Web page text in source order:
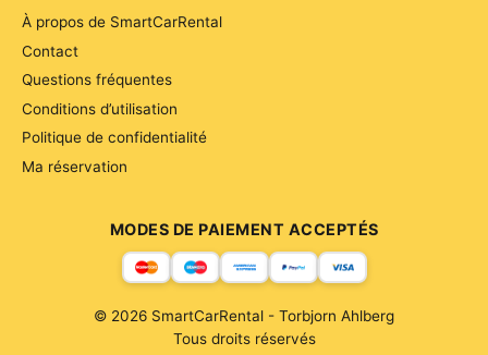
À propos de SmartCarRental
Contact
Questions fréquentes
Conditions d’utilisation
Politique de confidentialité
Ma réservation
MODES DE PAIEMENT ACCEPTÉS
© 2026 SmartCarRental - Torbjorn Ahlberg
Tous droits réservés